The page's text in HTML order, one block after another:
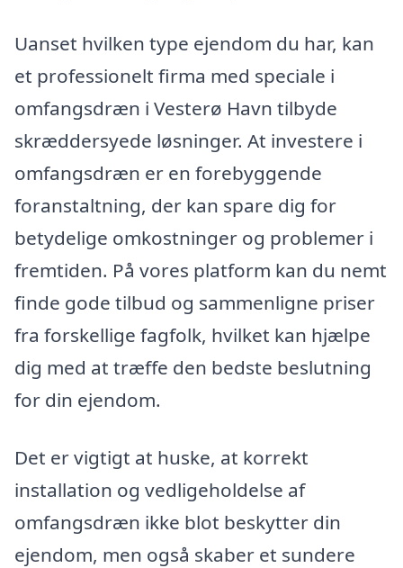
Uanset hvilken type ejendom du har, kan
et professionelt firma med speciale i
omfangsdræn i Vesterø Havn tilbyde
skræddersyede løsninger. At investere i
omfangsdræn er en forebyggende
foranstaltning, der kan spare dig for
betydelige omkostninger og problemer i
fremtiden. På vores platform kan du nemt
finde gode tilbud og sammenligne priser
fra forskellige fagfolk, hvilket kan hjælpe
dig med at træffe den bedste beslutning
for din ejendom.
Det er vigtigt at huske, at korrekt
installation og vedligeholdelse af
omfangsdræn ikke blot beskytter din
ejendom, men også skaber et sundere